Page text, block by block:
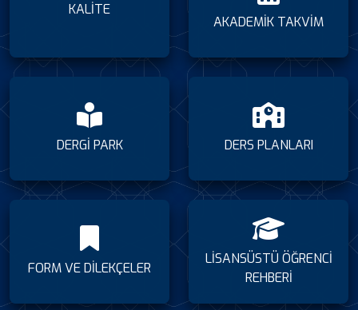
KALİTE
AKADEMİK TAKVİM
DERGİ PARK DERS PLANLARI
FORM VE DİLEKÇELER
LİSANSÜSTÜ ÖĞRENCİ
REHBERİ